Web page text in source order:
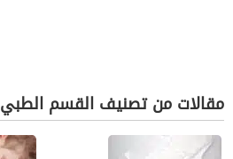
مقالات من تصنيف القسم الطبي